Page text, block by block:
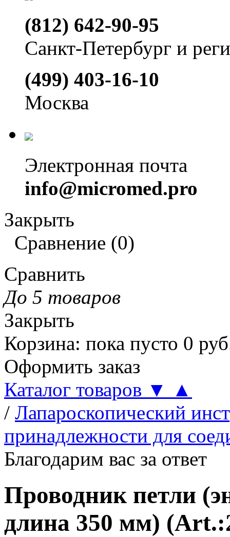
(812) 642-90-95
Санкт-Петербург и
(499) 403-16-10
Москва
Электронная почта
info@micromed.pro
Закрыть
Сравнение (0)
Сравнить
До 5 товаров
Закрыть
Корзина: пока пусто 0
Оформить заказ
Каталог товаров ▼
▲
/ Лапароскопический
принадлежности для
Благодарим вас за ответ
Проводник петли
длина 350 мм)